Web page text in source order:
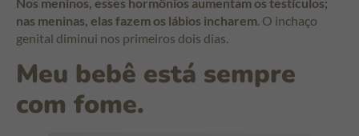
Nos meninos, esses hormônios aumentam os testículos;
nas meninas, elas fazem os lábios incharem. O inchaço
genital diminui nos primeiros dois dias.
Meu bebê está sempre
com fome.